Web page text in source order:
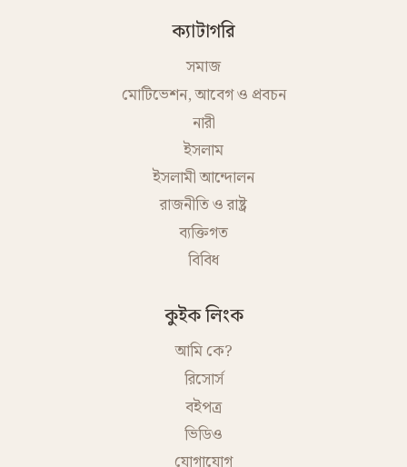
ক্যাটাগরি
সমাজ
মোটিভেশন, আবেগ ও প্রবচন
নারী
ইসলাম
ইসলামী আন্দোলন
রাজনীতি ও রাষ্ট্র
ব্যক্তিগত
বিবিধ
কুইক লিংক
আমি কে?
রিসোর্স
বইপত্র
ভিডিও